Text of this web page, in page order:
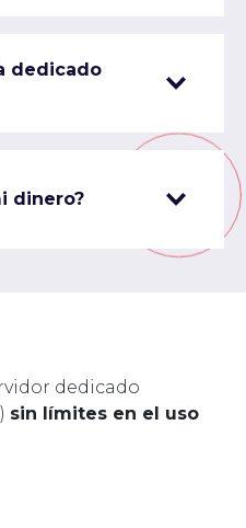
dedicado
dinero?
dedicado
sin límites en el uso